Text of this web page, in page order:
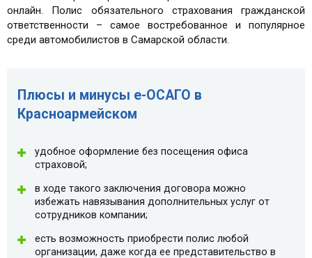
онлайн. Полис обязательного страхования гражданской
ответственности – самое востребованное и популярное
среди автомобилистов в Самарской области.
Плюсы и минусы e-ОСАГО в
Красноармейском
удобное оформление без посещения офиса
страховой;
в ходе такого заключения договора можно
избежать навязывания дополнительных услуг от
сотрудников компании;
есть возможность приобрести полис любой
организации, даже когда ее представительство в